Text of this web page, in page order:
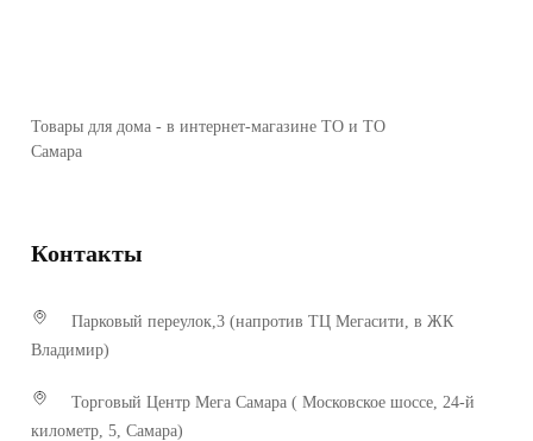
Товары для дома - в интернет-магазине ТО и ТО
Самара
Контакты
Парковый переулок,3 (напротив ТЦ Мегасити, в ЖК
Владимир)
Торговый Центр Мега Самара ( Московское шоссе, 24-й
километр, 5, Самара)